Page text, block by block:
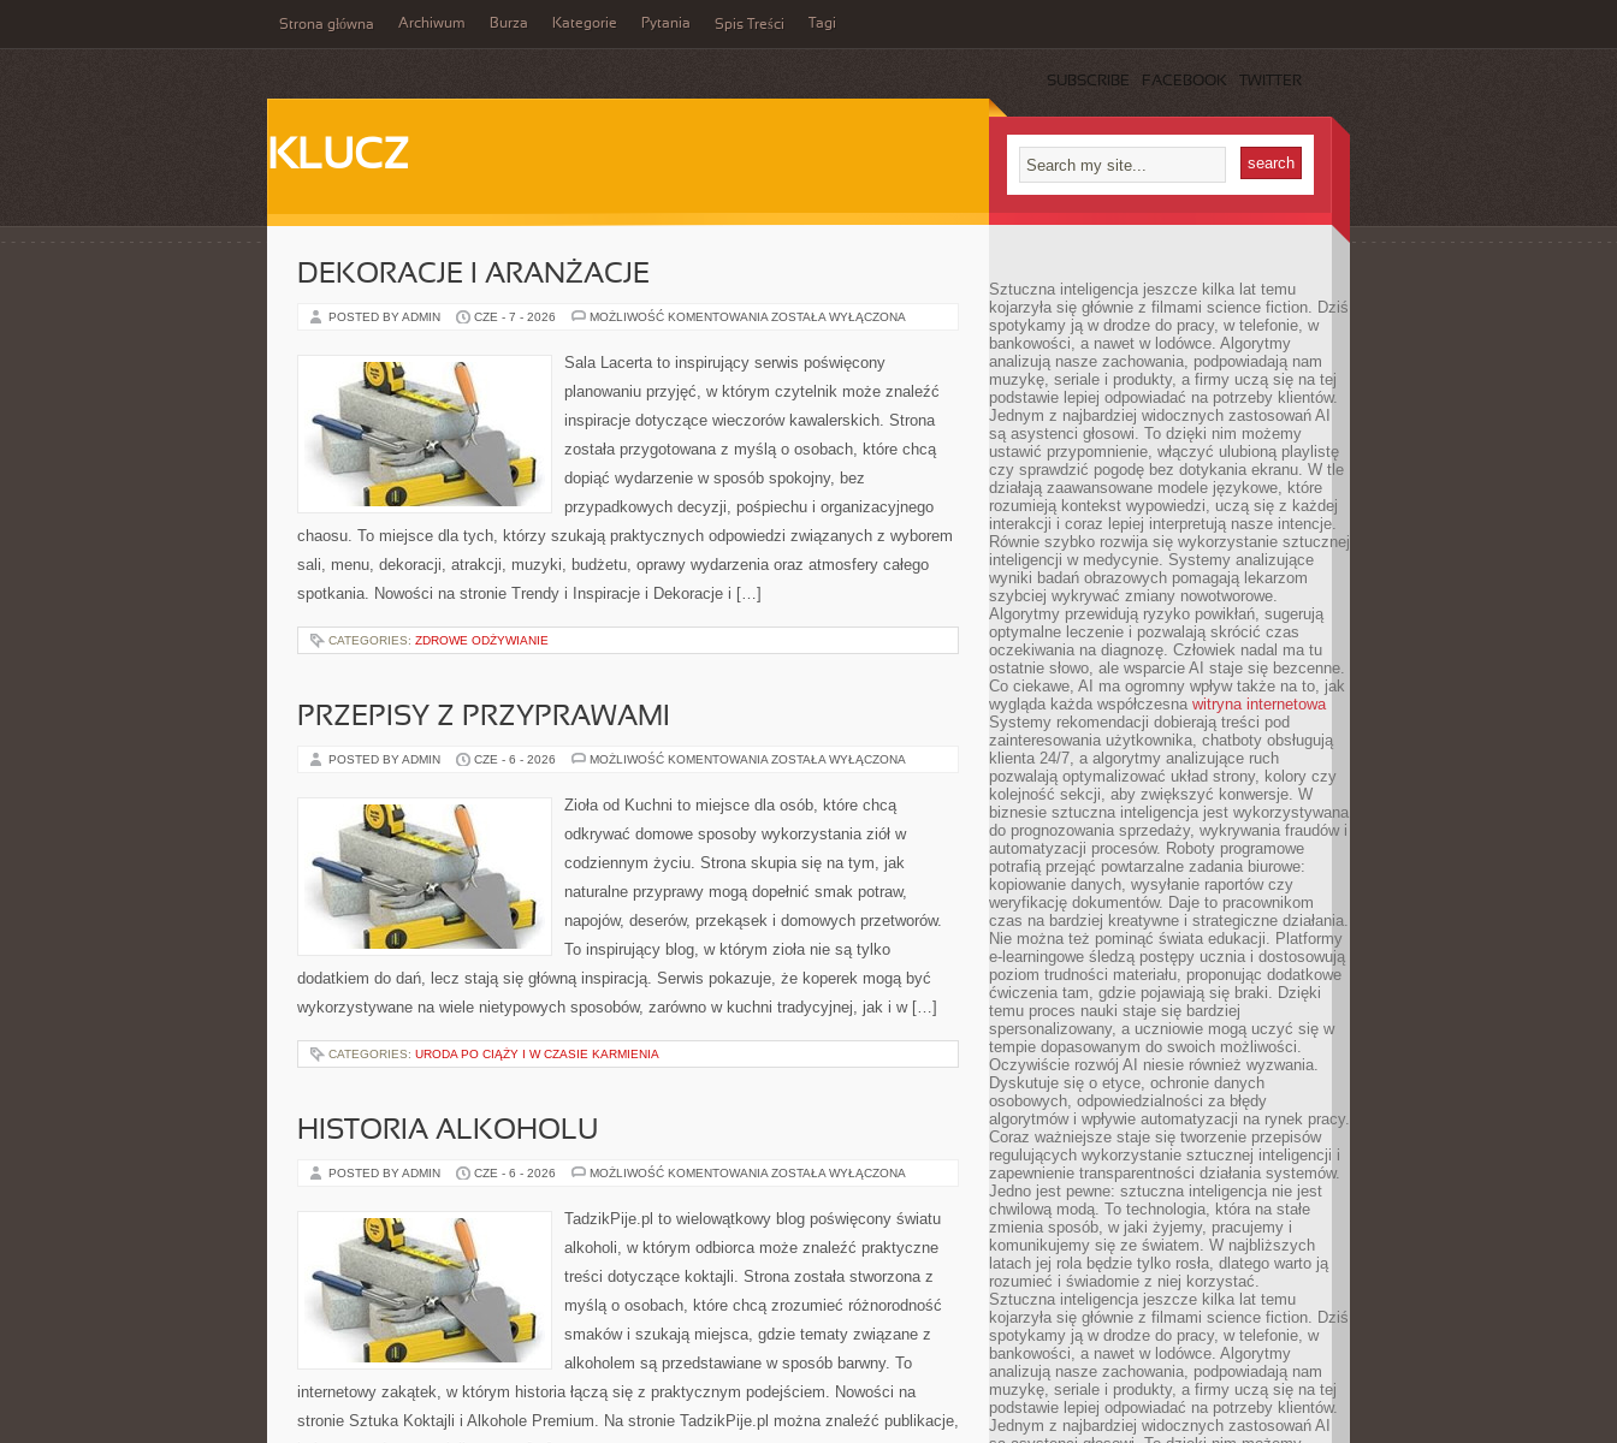
Strona główna Archiwum Burza Kategorie Pytania Spis Treści Tagi
SUBSCRIBE FACEBOOK TWITTER
KLUCZ
DEKORACJE I ARANŻACJE
POSTED BY ADMIN CZE - 7 - 2026 MOŻLIWOŚĆ KOMENTOWANIA DEKORACJE
ZOSTAŁA WYŁĄCZONA
Sala Lacerta to inspirujący serwis poświęcony
planowaniu przyjęć, w którym czytelnik może znaleźć
inspiracje dotyczące wieczorów kawalerskich. Strona
została przygotowana z myślą o osobach, które chcą
dopiąć wydarzenie w sposób spokojny, bez
przypadkowych decyzji, pośpiechu i organizacyjnego
chaosu. To miejsce dla tych, którzy szukają praktycznych odpowiedzi związanych z wyborem
sali, menu, dekoracji, atrakcji, muzyki, budżetu, oprawy wydarzenia oraz atmosfery całego
spotkania. Nowości na stronie Trendy i Inspiracje i Dekoracje i […]
CATEGORIES: ZDROWE ODŻYWIANIE
PRZEPISY Z PRZYPRAWAMI
POSTED BY ADMIN CZE - 6 - 2026 MOŻLIWOŚĆ KOMENTOWANIA PRZEPISY
ZOSTAŁA WYŁĄCZONA
Zioła od Kuchni to miejsce dla osób, które chcą
odkrywać domowe sposoby wykorzystania ziół w
codziennym życiu. Strona skupia się na tym, jak
naturalne przyprawy mogą dopełnić smak potraw,
napojów, deserów, przekąsek i domowych przetworów.
To inspirujący blog, w którym zioła nie są tylko
dodatkiem do dań, lecz stają się główną inspiracją. Serwis pokazuje, że koperek mogą być
wykorzystywane na wiele nietypowych sposobów, zarówno w kuchni tradycyjnej, jak i w […]
CATEGORIES: URODA PO CIĄŻY I W CZASIE KARMIENIA
HISTORIA ALKOHOLU
POSTED BY ADMIN CZE - 6 - 2026 MOŻLIWOŚĆ KOMENTOWANIA HISTORIA
ZOSTAŁA WYŁĄCZONA
TadzikPije.pl to wielowątkowy blog poświęcony światu
alkoholi, w którym odbiorca może znaleźć praktyczne
treści dotyczące koktajli. Strona została stworzona z
myślą o osobach, które chcą zrozumieć różnorodność
smaków i szukają miejsca, gdzie tematy związane z
alkoholem są przedstawiane w sposób barwny. To
internetowy zakątek, w którym historia łączą się z praktycznym podejściem. Nowości na
stronie Sztuka Koktajli i Alkohole Premium. Na stronie TadzikPije.pl można znaleźć publikacje,
Sztuczna inteligencja jeszcze kilka lat temu
kojarzyła się głównie z filmami science fiction. Dziś
spotykamy ją w drodze do pracy, w telefonie, w
bankowości, a nawet w lodówce. Algorytmy
analizują nasze zachowania, podpowiadają nam
muzykę, seriale i produkty, a firmy uczą się na tej
podstawie lepiej odpowiadać na potrzeby klientów.
Jednym z najbardziej widocznych zastosowań AI
są asystenci głosowi. To dzięki nim możemy
ustawić przypomnienie, włączyć ulubioną playlistę
czy sprawdzić pogodę bez dotykania ekranu. W tle
działają zaawansowane modele językowe, które
rozumieją kontekst wypowiedzi, uczą się z każdej
interakcji i coraz lepiej interpretują nasze intencje.
Równie szybko rozwija się wykorzystanie sztucznej
inteligencji w medycynie. Systemy analizujące
wyniki badań obrazowych pomagają lekarzom
szybciej wykrywać zmiany nowotworowe.
Algorytmy przewidują ryzyko powikłań, sugerują
optymalne leczenie i pozwalają skrócić czas
oczekiwania na diagnozę. Człowiek nadal ma tu
ostatnie słowo, ale wsparcie AI staje się bezcenne.
Co ciekawe, AI ma ogromny wpływ także na to, jak
wygląda każda współczesna witryna internetowa
Systemy rekomendacji dobierają treści pod
zainteresowania użytkownika, chatboty obsługują
klienta 24/7, a algorytmy analizujące ruch
pozwalają optymalizować układ strony, kolory czy
kolejność sekcji, aby zwiększyć konwersje. W
biznesie sztuczna inteligencja jest wykorzystywana
do prognozowania sprzedaży, wykrywania fraudów i
automatyzacji procesów. Roboty programowe
potrafią przejąć powtarzalne zadania biurowe:
kopiowanie danych, wysyłanie raportów czy
weryfikację dokumentów. Daje to pracownikom
czas na bardziej kreatywne i strategiczne działania.
Nie można też pominąć świata edukacji. Platformy
e-learningowe śledzą postępy ucznia i dostosowują
poziom trudności materiału, proponując dodatkowe
ćwiczenia tam, gdzie pojawiają się braki. Dzięki
temu proces nauki staje się bardziej
spersonalizowany, a uczniowie mogą uczyć się w
tempie dopasowanym do swoich możliwości.
Oczywiście rozwój AI niesie również wyzwania.
Dyskutuje się o etyce, ochronie danych
osobowych, odpowiedzialności za błędy
algorytmów i wpływie automatyzacji na rynek pracy.
Coraz ważniejsze staje się tworzenie przepisów
regulujących wykorzystanie sztucznej inteligencji i
zapewnienie transparentności działania systemów.
Jedno jest pewne: sztuczna inteligencja nie jest
chwilową modą. To technologia, która na stałe
zmienia sposób, w jaki żyjemy, pracujemy i
komunikujemy się ze światem. W najbliższych
latach jej rola będzie tylko rosła, dlatego warto ją
rozumieć i świadomie z niej korzystać.
Sztuczna inteligencja jeszcze kilka lat temu
kojarzyła się głównie z filmami science fiction. Dziś
spotykamy ją w drodze do pracy, w telefonie, w
bankowości, a nawet w lodówce. Algorytmy
analizują nasze zachowania, podpowiadają nam
muzykę, seriale i produkty, a firmy uczą się na tej
podstawie lepiej odpowiadać na potrzeby klientów.
Jednym z najbardziej widocznych zastosowań AI